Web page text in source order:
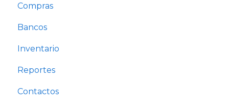
Compras
Bancos
Inventario
Reportes
Contactos